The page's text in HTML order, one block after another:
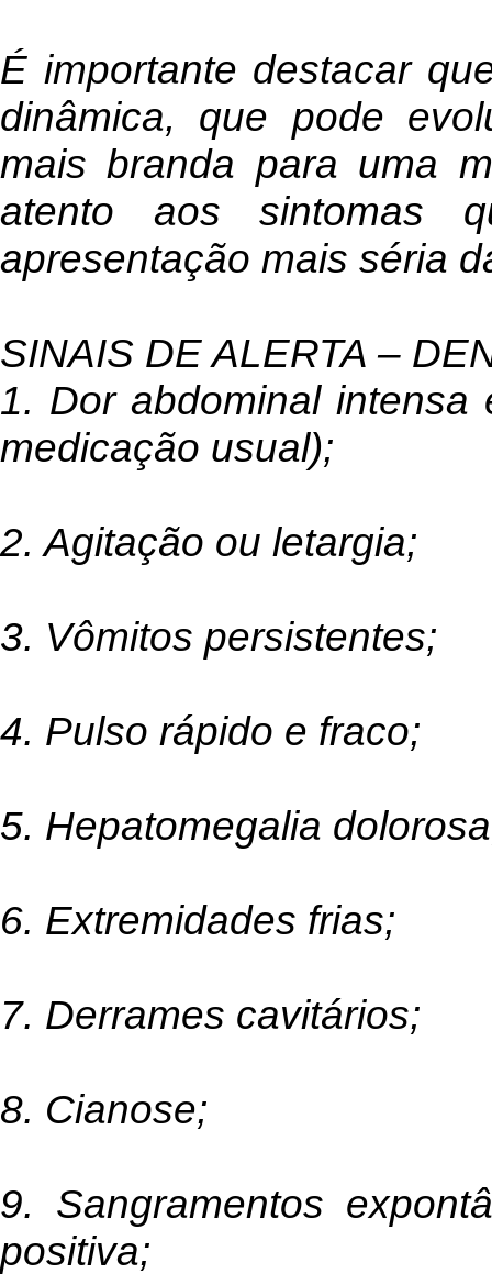
É importante destacar
dinâmica, que pode
mais branda para uma
atento aos sintomas
apresentação mais séria
SINAIS DE ALERTA –
1. Dor abdominal
medicação usual);
2. Agitação ou letargia;
3. Vômitos persistentes;
4. Pulso rápido e fraco;
5. Hepatomegalia
6. Extremidades frias;
7. Derrames cavitários;
8. Cianose;
9. Sangramentos
positiva;